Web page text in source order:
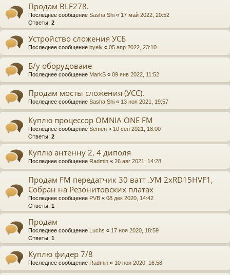
Продам BLF278.
Последнее сообщение Sasha Shi « 17 май 2022, 20:52
Ответы: 2
Устройство сложения УСБ
Последнее сообщение byely « 05 апр 2022, 23:10
Б/у оборудоваие
Последнее сообщение MarkS « 09 янв 2022, 11:52
Продам мосты сложения (УСС).
Последнее сообщение Sasha Shi « 13 ноя 2021, 19:57
Куплю процессор OMNIA ONE FM
Последнее сообщение Semen « 10 сен 2021, 18:00
Ответы: 2
Куплю антенну 2, 4 диполя
Последнее сообщение Radmin « 26 авг 2021, 14:28
Продам FM передатчик 30 ватт .УМ 2хRD15HVF1,
Собран на Резонитовских платах
Последнее сообщение PVB « 08 дек 2020, 14:42
Ответы: 1
Продам
Последнее сообщение Luchs « 17 ноя 2020, 18:59
Ответы: 1
Куплю фидер 7/8
Последнее сообщение Radmin « 10 ноя 2020, 16:58